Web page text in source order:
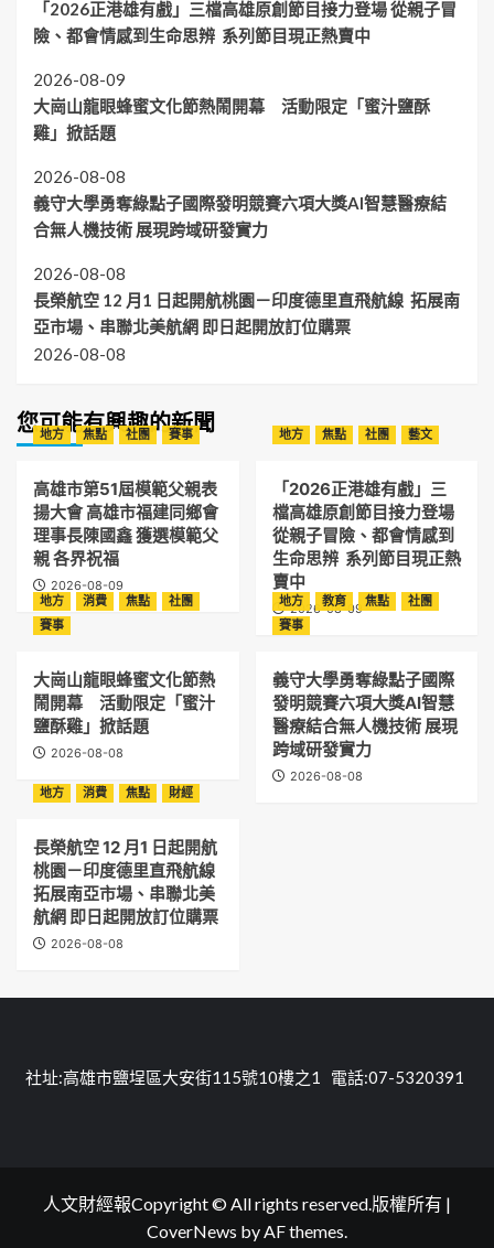
「2026正港雄有戲」三檔高雄原創節目接力登場 從親子冒
險、都會情感到生命思辨 系列節目現正熱賣中
2026-08-09
大崗山龍眼蜂蜜文化節熱鬧開幕 活動限定「蜜汁鹽酥
雞」掀話題
2026-08-08
義守大學勇奪綠點子國際發明競賽六項大獎AI智慧醫療結
合無人機技術 展現跨域研發實力
2026-08-08
長榮航空 12 月1 日起開航桃園－印度德里直飛航線 拓展南
亞市場、串聯北美航網 即日起開放訂位購票
2026-08-08
您可能有興趣的新聞
地方 焦點 社團 賽事
高雄市第51屆模範父親表
揚大會 高雄市福建同鄉會
理事長陳國鑫 獲選模範父
親 各界祝福
2026-08-09
地方 焦點 社團 藝文
「2026正港雄有戲」三
檔高雄原創節目接力登場
從親子冒險、都會情感到
生命思辨 系列節目現正熱
賣中
2026-08-09
地方 消費 焦點
社團
賽事
大崗山龍眼蜂蜜文化節熱
鬧開幕 活動限定「蜜汁
鹽酥雞」掀話題
2026-08-08
地方 教育 焦點
社團
賽事
義守大學勇奪綠點子國際
發明競賽六項大獎AI智慧
醫療結合無人機技術 展現
跨域研發實力
2026-08-08
地方
消費 焦點 財經
長榮航空 12 月1 日起開航
桃園－印度德里直飛航線
拓展南亞市場、串聯北美
航網 即日起開放訂位購票
2026-08-08
社址:高雄市鹽埕區大安街115號10樓之1 電話:07-5320391
人文財經報Copyright © All rights reserved.版權所有 |
CoverNews by AF themes.